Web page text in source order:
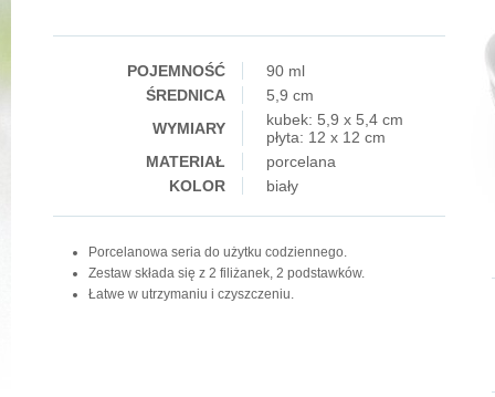
POJEMNOŚĆ
90 ml
ŚREDNICA
5,9 cm
WYMIARY
kubek: 5,9 x 5,4 cm
płyta: 12 x 12 cm
MATERIAŁ
porcelana
KOLOR
biały
Porcelanowa seria do użytku codziennego.
Zestaw składa się z 2 filiżanek, 2 podstawków.
Łatwe w utrzymaniu i czyszczeniu.